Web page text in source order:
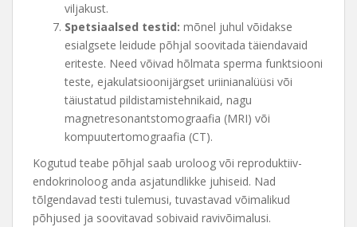
viljakust.
Spetsiaalsed testid: mõnel juhul võidakse
esialgsete leidude põhjal soovitada täiendavaid
eriteste. Need võivad hõlmata sperma funktsiooni
teste, ejakulatsioonijärgset uriinianalüüsi või
täiustatud pildistamistehnikaid, nagu
magnetresonantstomograafia (MRI) või
kompuutertomograafia (CT).
Kogutud teabe põhjal saab uroloog või reproduktiiv-
endokrinoloog anda asjatundlikke juhiseid. Nad
tõlgendavad testi tulemusi, tuvastavad võimalikud
põhjused ja soovitavad sobivaid ravivõimalusi.